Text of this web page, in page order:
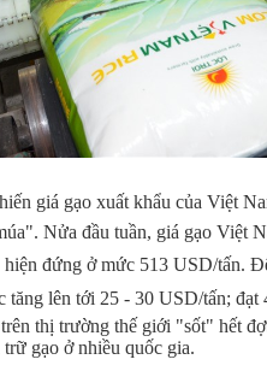
giá gạo xuất khẩu của Việt
Nửa đầu tuần, giá gạo Việt
đứng ở mức 513 USD/tấn.
lên tới 25 - 30 USD/tấn; đạt
thị trường thế giới "sốt" hết
gạo ở nhiều quốc gia.